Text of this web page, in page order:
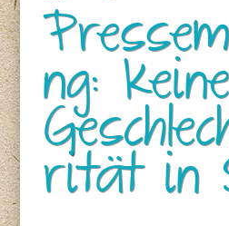
ng: Keine
rität in